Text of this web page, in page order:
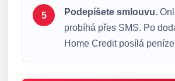
Podepíšete smlouvu.
probíhá přes SMS. Po
Home Credit posílá